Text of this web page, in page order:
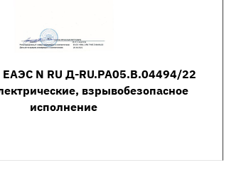
N RU Д-RU.РА05.В.04494/22
взрывобезопасное
исполнение